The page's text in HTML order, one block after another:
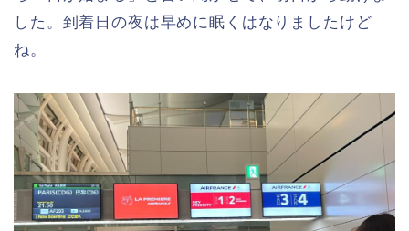
した。到着日の夜は早めに眠くはなりましたけど
ね。